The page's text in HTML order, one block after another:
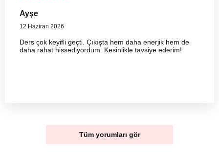
Ayşe
12 Haziran 2026
Ders çok keyifli geçti. Çıkışta hem daha enerjik hem de
daha rahat hissediyordum. Kesinlikle tavsiye ederim!
Tüm yorumları gör